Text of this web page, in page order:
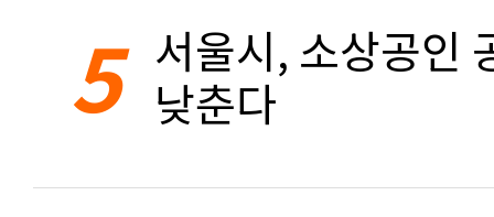
5 서울시, 소상공인
낮춘다